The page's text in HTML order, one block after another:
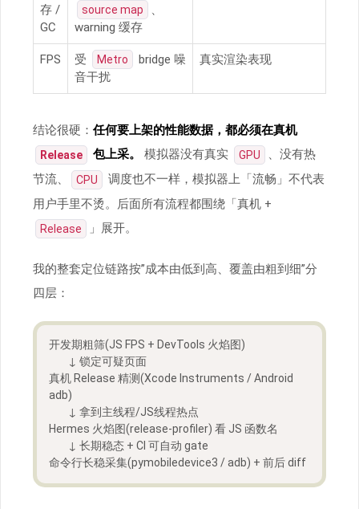
存 /
GC
source map
、
warning 缓存
FPS 受 Metro
bridge 噪
音干扰
真实渲染表现
结论很硬： 任何要上架的性能数据，都必须在真机
Release 包上采。 模拟器没有真实 GPU
、没有热
节流、
CPU
调度也不一样，模拟器上「流畅」不代表
用户手里不烫。后面所有流程都围绕「真机 +
Release 」展开。
我的整套定位链路按”成本由低到高、覆盖由粗到细”分
四层：
开发期粗筛(JS FPS + DevTools 火焰图)
        ↓ 锁定可疑页面
真机 Release 精测(Xcode Instruments / Android
adb)
        ↓ 拿到主线程/JS线程热点
Hermes 火焰图(release-profiler) 看 JS 函数名
        ↓ 长期稳态 + CI 可自动 gate
命令行长稳采集(pymobiledevice3 / adb) + 前后 diff